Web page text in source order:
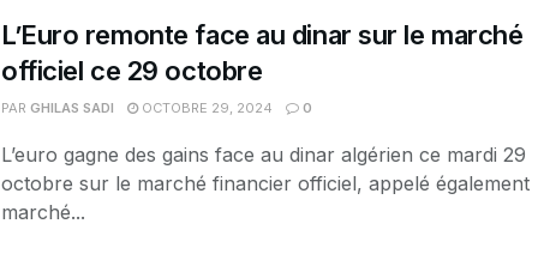
L’Euro remonte face au dinar sur le marché
officiel ce 29 octobre
PAR GHILAS SADI OCTOBRE 29, 2024 0
L’euro gagne des gains face au dinar algérien ce mardi 29
octobre sur le marché financier officiel, appelé également
marché...